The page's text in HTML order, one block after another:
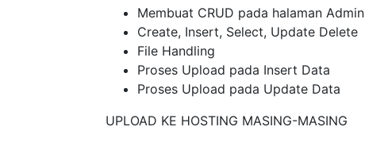
Membuat CRUD pada halaman Admin
Create, Insert, Select, Update Delete
File Handling
Proses Upload pada Insert Data
Proses Upload pada Update Data
UPLOAD KE HOSTING MASING-MASING